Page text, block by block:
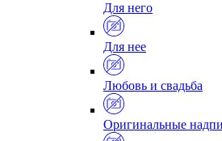
Для него
Для нее
Любовь и свадьба
Оригинальные